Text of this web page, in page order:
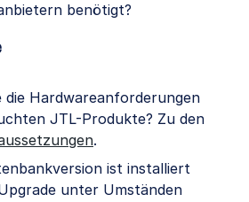
benötigt?
die Hardwareanforderungen
JTL-Produkte? Zu den
.
ist installiert
unter Umständen